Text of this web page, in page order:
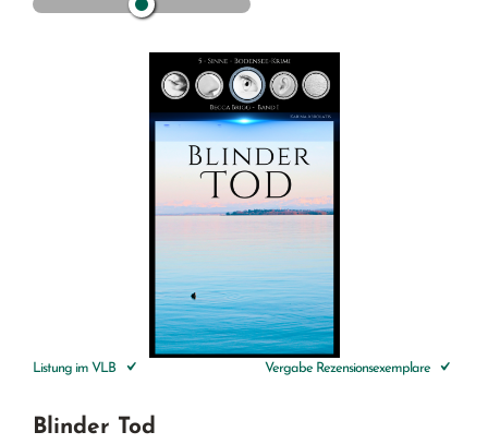
Listung im VLB Vergabe Rezensionsexemplare
Blinder Tod